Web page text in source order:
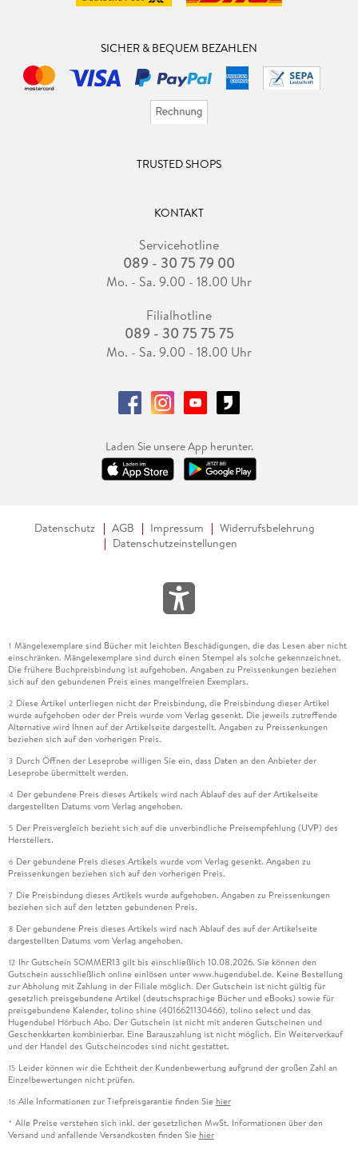
SICHER & BEQUEM BEZAHLEN
TRUSTED SHOPS
KONTAKT
Servicehotline
089 - 30 75 79 00
Mo. - Sa. 9.00 - 18.00 Uhr
Filialhotline
089 - 30 75 75 75
Mo. - Sa. 9.00 - 18.00 Uhr
Laden Sie unsere App herunter.
Datenschutz AGB Impressum
Widerrufsbelehrung
Datenschutzeinstellungen
1 Mängelexemplare sind Bücher mit leichten Beschädigungen, die das Lesen aber nicht
einschränken. Mängelexemplare sind durch einen Stempel als solche gekennzeichnet.
Die frühere Buchpreisbindung ist aufgehoben. Angaben zu Preissenkungen beziehen
sich auf den gebundenen Preis eines mangelfreien Exemplars.
2 Diese Artikel unterliegen nicht der Preisbindung, die Preisbindung dieser Artikel
wurde aufgehoben oder der Preis wurde vom Verlag gesenkt. Die jeweils zutreffende
Alternative wird Ihnen auf der Artikelseite dargestellt. Angaben zu Preissenkungen
beziehen sich auf den vorherigen Preis.
3 Durch Öffnen der Leseprobe willigen Sie ein, dass Daten an den Anbieter der
Leseprobe übermittelt werden.
4 Der gebundene Preis dieses Artikels wird nach Ablauf des auf der Artikelseite
dargestellten Datums vom Verlag angehoben.
5 Der Preisvergleich bezieht sich auf die unverbindliche Preisempfehlung (UVP) des
Herstellers.
6 Der gebundene Preis dieses Artikels wurde vom Verlag gesenkt. Angaben zu
Preissenkungen beziehen sich auf den vorherigen Preis.
7 Die Preisbindung dieses Artikels wurde aufgehoben. Angaben zu Preissenkungen
beziehen sich auf den letzten gebundenen Preis.
8 Der gebundene Preis dieses Artikels wird nach Ablauf des auf der Artikelseite
dargestellten Datums vom Verlag angehoben.
12 Ihr Gutschein SOMMER13 gilt bis einschließlich 10.08.2026. Sie können den
Gutschein ausschließlich online einlösen unter www.hugendubel.de. Keine Bestellung
zur Abholung mit Zahlung in der Filiale möglich. Der Gutschein ist nicht gültig für
gesetzlich preisgebundene Artikel (deutschsprachige Bücher und eBooks) sowie für
preisgebundene Kalender, tolino shine (4016621130466), tolino select und das
Hugendubel Hörbuch Abo. Der Gutschein ist nicht mit anderen Gutscheinen und
Geschenkkarten kombinierbar. Eine Barauszahlung ist nicht möglich. Ein Weiterverkauf
und der Handel des Gutscheincodes sind nicht gestattet.
15 Leider können wir die Echtheit der Kundenbewertung aufgrund der großen Zahl an
Einzelbewertungen nicht prüfen.
16 Alle Informationen zur Tiefpreisgarantie finden Sie hier
* Alle Preise verstehen sich inkl. der gesetzlichen MwSt. Informationen über den
Versand und anfallende Versandkosten finden Sie hier